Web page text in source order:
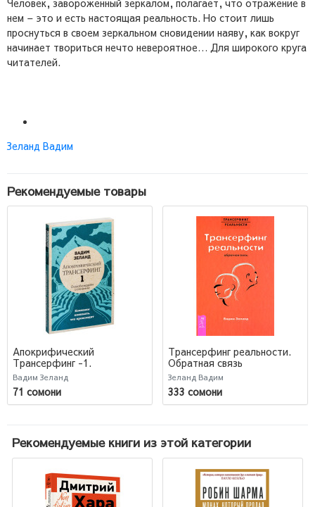
нем – это и есть настоящая реальность. Но стоит лишь
проснуться в своем зеркальном сновидении наяву, как вокруг
начинает твориться нечто невероятное… Для широкого круга
читателей.
Зеланд Вадим
Рекомендуемые товары
Апокрифический
Трансерфинг -1.
Освобождаем сознание:
Начинаем понимать, что
происходит
Вадим Зеланд
71 сомони
Трансерфинг реальности.
Обратная связь
Зеланд Вадим
333 сомони
Рекомендуемые книги из этой категории